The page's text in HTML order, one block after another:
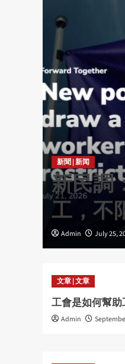
新聞 | 新闻
新民調
工，不
Admin July 25,
文章 | 文章
工會是如何幫助
Admin